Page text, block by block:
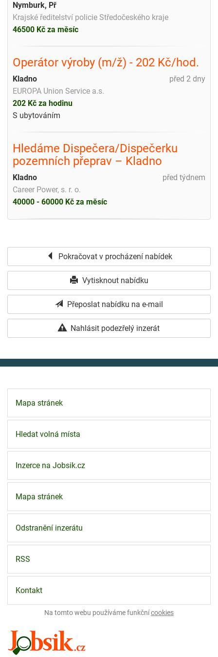
Nymburk, Př
Krajské ředitelství policie Středočeského kraje
46500 Kč za měsíc
Operátor výroby (m/ž) - 202 Kč/hod.
před 2 dny
Kladno
EUROPA Union Service a.s.
202 Kč za hodinu
S ubytováním
Hledáme Dispečera/Dispečerku
pozemních přeprav – Kladno
před týdnem
Kladno
Career Power, s. r. o.
40000 - 60000 Kč za měsíc
Pokračovat v procházení nabídek
Vytisknout nabídku
Přeposlat nabídku na e-mail
Nahlásit podezřelý inzerát
Mapa stránek
Hledat volná místa
Inzerce na Jobsik.cz
Mapa stránek
Odstranění inzerátu
RSS
Kontakt
Na tomto webu používáme funkčnícookies